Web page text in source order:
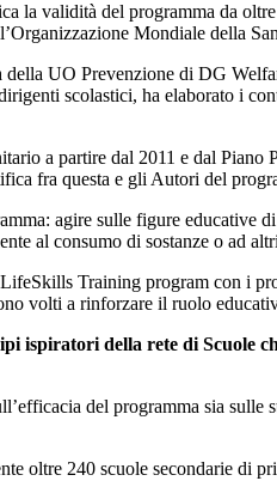
la validità del programma da oltre
Mondiale della
della UO Prevenzione di DG
scolastici, ha elaborato i
a partire dal 2011 e dal
fra questa e gli Autori del
agire sulle figure educative
al consumo di sostanze o ad
Training program con i
volti a rinforzare il ruolo
ispiratori della rete di Scuole
del programma sia
240 scuole secondarie di